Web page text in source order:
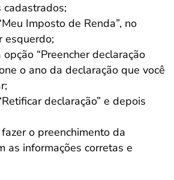
cadastrados;
Imposto de Renda”, no
esquerdo;
opção “Preencher declaração
o ano da declaração que você
declaração” e depois
o preenchimento da
as informações corretas e